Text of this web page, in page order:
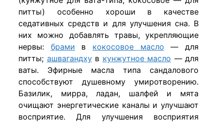
питты) особенно хороши в качестве
седативных средств и для улучшения сна. В
них можно добавлять травы, укрепляющие
нервы: брами в кокосовое масло — для
питты; ашвагандхув кунжутное масло — для
ваты. Эфирные масла типа сандалового
способствуют душевному умиротворению.
Базилик, мирра, ладан, шалфей и мята
очищают энергетические каналы и улучшают
восприятие. Для улучшения восприятия